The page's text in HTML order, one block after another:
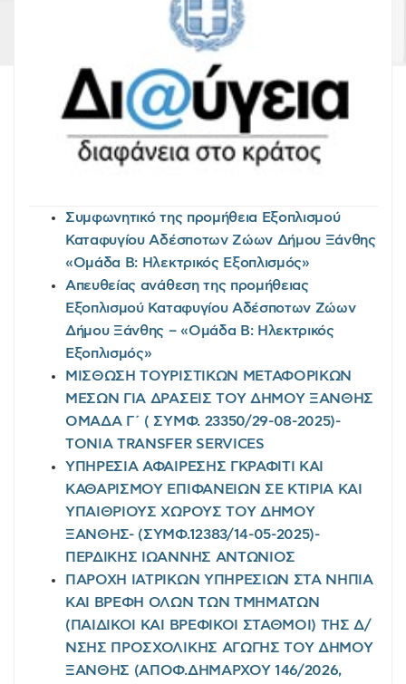
Συμφωνητικό της προμήθεια Εξοπλισμού
Καταφυγίου Αδέσποτων Ζώων Δήμου Ξάνθης
«Ομάδα Β: Ηλεκτρικός Εξοπλισμός»
Απευθείας ανάθεση της προμήθειας
Εξοπλισμού Καταφυγίου Αδέσποτων Ζώων
Δήμου Ξάνθης – «Ομάδα Β: Ηλεκτρικός
Εξοπλισμός»
ΜΙΣΘΩΣΗ ΤΟΥΡΙΣΤΙΚΩΝ ΜΕΤΑΦΟΡΙΚΩΝ
ΜΕΣΩΝ ΓΙΑ ΔΡΑΣΕΙΣ ΤΟΥ ΔΗΜΟΥ ΞΑΝΘΗΣ
ΟΜΑΔΑ Γ΄ ( ΣΥΜΦ. 23350/29-08-2025)-
TONIA TRANSFER SERVICES
ΥΠΗΡΕΣΙΑ ΑΦΑΙΡΕΣΗΣ ΓΚΡΑΦΙΤΙ ΚΑΙ
ΚΑΘΑΡΙΣΜΟΥ ΕΠΙΦΑΝΕΙΩΝ ΣΕ ΚΤΙΡΙΑ ΚΑΙ
ΥΠΑΙΘΡΙΟΥΣ ΧΩΡΟΥΣ ΤΟΥ ΔΗΜΟΥ
ΞΑΝΘΗΣ- (ΣΥΜΦ.12383/14-05-2025)-
ΠΕΡΔΙΚΗΣ ΙΩΑΝΝΗΣ ΑΝΤΩΝΙΟΣ
ΠΑΡΟΧΗ ΙΑΤΡΙΚΩΝ ΥΠΗΡΕΣΙΩΝ ΣΤΑ ΝΗΠΙΑ
ΚΑΙ ΒΡΕΦΗ ΟΛΩΝ ΤΩΝ ΤΜΗΜΑΤΩΝ
(ΠΑΙΔΙΚΟΙ ΚΑΙ ΒΡΕΦΙΚΟΙ ΣΤΑΘΜΟΙ) ΤΗΣ Δ/
ΝΣΗΣ ΠΡΟΣΧΟΛΙΚΗΣ ΑΓΩΓΗΣ ΤΟΥ ΔΗΜΟΥ
ΞΑΝΘΗΣ (ΑΠΟΦ.ΔΗΜΑΡΧΟΥ 146/2026,